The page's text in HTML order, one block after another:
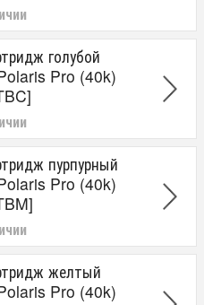
голубой
Pro (40k)
пурпурный
Pro (40k)
желтый
Pro (40k)